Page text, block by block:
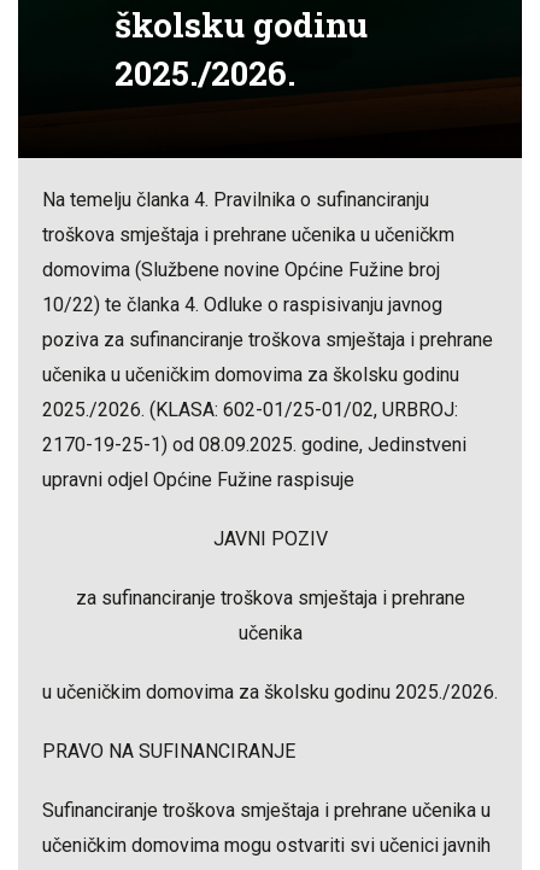
školsku godinu
2025./2026.
Na temelju članka 4. Pravilnika o sufinanciranju
troškova smještaja i prehrane učenika u učeničkm
domovima (Službene novine Općine Fužine broj
10/22) te članka 4. Odluke o raspisivanju javnog
poziva za sufinanciranje troškova smještaja i prehrane
učenika u učeničkim domovima za školsku godinu
2025./2026. (KLASA: 602-01/25-01/02, URBROJ:
2170-19-25-1) od 08.09.2025. godine, Jedinstveni
upravni odjel Općine Fužine raspisuje
JAVNI POZIV
za sufinanciranje troškova smještaja i prehrane
učenika
u učeničkim domovima za školsku godinu 2025./2026.
PRAVO NA SUFINANCIRANJE
Sufinanciranje troškova smještaja i prehrane učenika u
učeničkim domovima mogu ostvariti svi učenici javnih